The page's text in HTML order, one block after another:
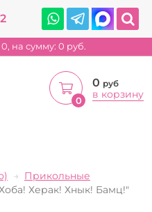
0, на сумму: 0 руб.
0
0 руб
в корзину
Прикольные
Херак! Хнык! Бамц!"